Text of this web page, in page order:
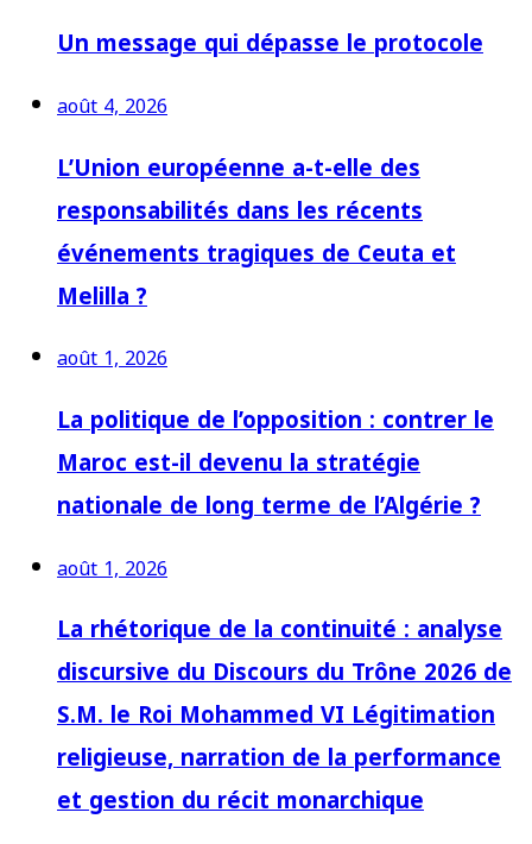
Un message qui dépasse le protocole
août 4, 2026
L’Union européenne a-t-elle des
responsabilités dans les récents
événements tragiques de Ceuta et
Melilla ?
août 1, 2026
La politique de l’opposition : contrer le
Maroc est-il devenu la stratégie
nationale de long terme de l’Algérie ?
août 1, 2026
La rhétorique de la continuité : analyse
discursive du Discours du Trône 2026 de
S.M. le Roi Mohammed VI Légitimation
religieuse, narration de la performance
et gestion du récit monarchique